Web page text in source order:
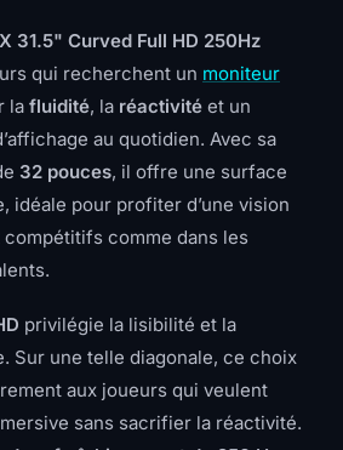
31.5" Curved Full HD 250Hz
qui recherchent un moniteur
la fluidité, la réactivité et un
au quotidien. Avec sa
32 pouces, il offre une surface
idéale pour profiter d’une vision
comme dans les
privilégie la lisibilité et la
Sur une telle diagonale, ce choix
aux joueurs qui veulent
sans sacrifier la réactivité.